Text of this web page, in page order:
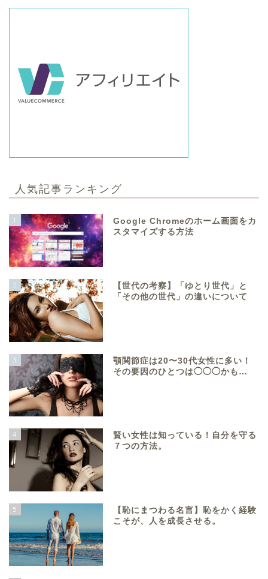
人気記事ランキング
1
Google Chromeのホーム画面をカ
スタマイズする方法
2
【世代の考察】「ゆとり世代」と
「その他の世代」の違いについて
3
顎関節症は20〜30代女性に多い！
その要因のひとつは◯◯◯かも…
4
賢い女性は知っている！自分を守る
７つの方法。
5
【恥にまつわる名言】恥をかく経験
こそが、人を成長させる。